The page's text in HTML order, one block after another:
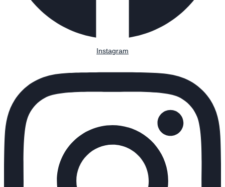
Instagram